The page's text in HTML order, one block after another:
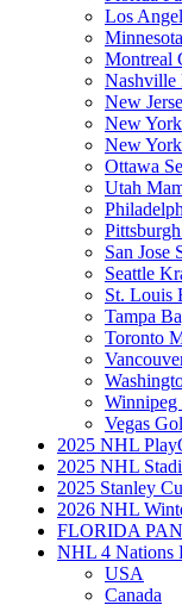
Los
Montreal
Nashville
New
New
New
Ottawa
Utah
San Jose
Seattle
St. Louis
Tampa
Toronto
Winnipeg
Vegas
2025 NHL
2025 NHL
2025 Stanley
2026 NHL
FLORIDA
NHL 4 Nations
USA
Canada